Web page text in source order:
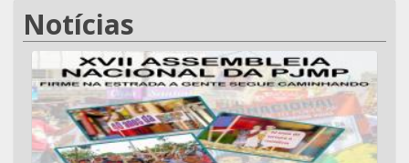
Notícias